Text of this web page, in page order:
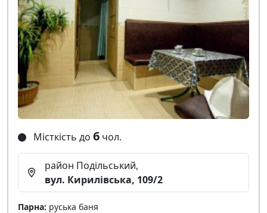
Місткість до 6 чол.
район Подільський,
вул. Кирилівська, 109/2
Парна: руська баня